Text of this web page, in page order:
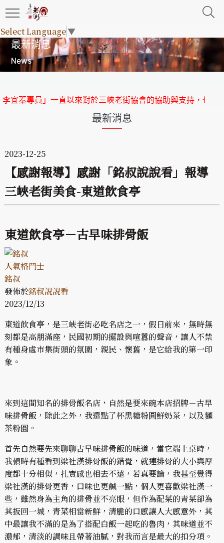
Select Language▼
最新消息
News
蓁專員」一直以來對於三峽老街協會的協助與支持，也祝賀
最新消息
2023-12-25
【感謝報導】感謝「銘叔說說看」報導
三峽老街美食-東道飲食亭
東道飲食亭－古早味排骨飯
人氣格鬥士
銘叔
發佈於銘叔說說看
2023/12/13
東道飲食亭，是三峽老街必吃名店之一，假日前來，無時無
刻都是高朋滿座，民國初期的擺設與喧囂的聲音，讓人不禁
有種身處市集街頭的氛圍，親民、懷舊，是它給我的第一印
象。
來到這間知名的排骨飯名店，自然是要來碗本店招牌－古早
味排骨飯，除此之外，我還點了杯黑糖粉圓鮮奶茶，以及麵
茶粉圓。
首先自然要先來聊聊古早味排骨飯的味道，當它端上桌時，
我頓時有種看到梁社漢排骨飯的錯覺，就連排骨的大小與厚
度都十分相似，扎實感也相去不遠，若真要論，我甚至覺得
梁社漢的排骨更香，口味也更鹹一點，個人更喜歡梁社漢一
些，雖然身為主角的排骨並不亮眼，但作為配菜的青菜卻為
其扳回一城，青菜相當新鮮，清脆的口感讓人大感意外，其
中最讓我不滿的是為了搭配白飯一起吃的魯肉，其味道並不
濃郁，清淡的調味且帶著油膩，對我而言是最大的扣分項。